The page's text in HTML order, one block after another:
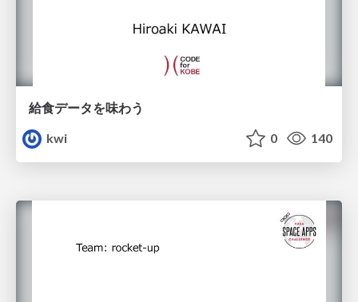
給食データを味わう
kwi
0 140